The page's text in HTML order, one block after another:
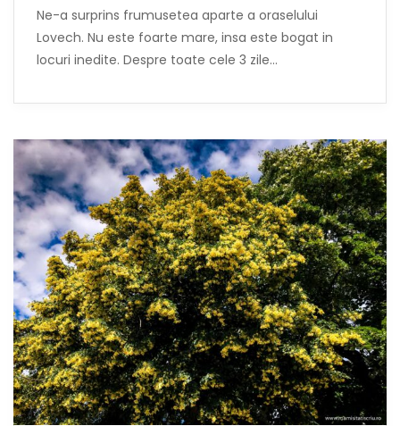
Ne-a surprins frumusetea aparte a oraselului
Lovech. Nu este foarte mare, insa este bogat in
locuri inedite. Despre toate cele 3 zile…